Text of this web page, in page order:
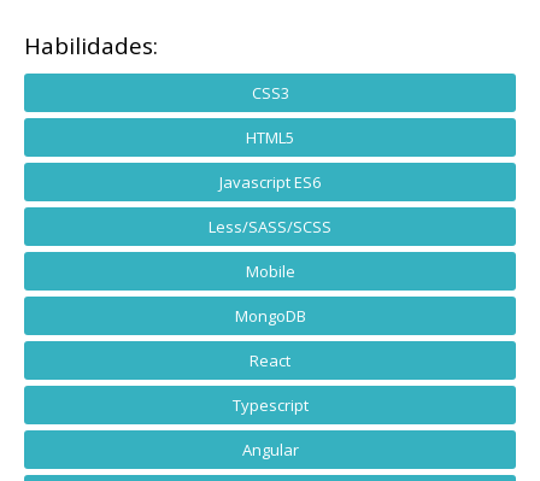
Habilidades:
CSS3
HTML5
Javascript ES6
Less/SASS/SCSS
Mobile
MongoDB
React
Typescript
Angular